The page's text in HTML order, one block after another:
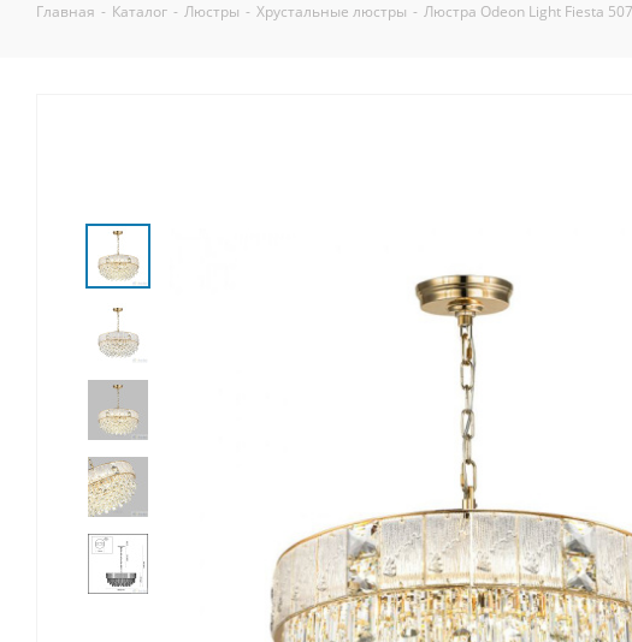
Главная - Каталог - Люстры - Хрустальные люстры - Люстра Odeon Light Fiesta